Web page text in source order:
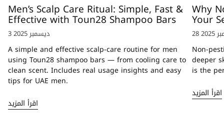
Men’s Scalp Care Ritual: Simple, Fast &
Effective with Toun28 Shampoo Bars
3 ديسمبر 2025
A simple and effective scalp-care routine for men
using Toun28 shampoo bars — from cooling care to
clean scent. Includes real usage insights and easy
tips for UAE men.
اقرأ المزيد
Why
Your
Non-
deeper
is the
اقرأ المزيد